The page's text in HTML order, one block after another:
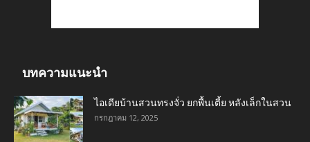
บทความแนะนำ
ไอเดียบ้านสวนทรงจั่ว ยกพื้นเตี้ย หลังเล็กในสวน
กรกฎาคม 12, 2025